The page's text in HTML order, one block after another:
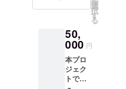
年3月以
取りた
い方が
いらっ
しゃい
ました
ら、備
いただ
年1～12
月分の
活動報
告書の
受け取
りをご
支援金
の入金
が2021
年2月頃
となり
ますた
が育英
会に提
供のう
え、あ
しなが
育英会
ある家
庭の学
の奨学
金とし
て、全
額を一
般財団
法人あ
選
択
す
る
50,
000 円
本プロ
ジェク
トでい